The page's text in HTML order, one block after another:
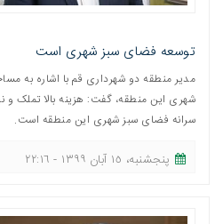
توسعه فضای سبز شهری است
شهری این منطقه، گفت: هزینه بالا تملک و
سرانه فضای سبز شهری این منطقه است.
پنجشنبه، ١٥ آبان ١٣٩٩ - ٢٢:١٦